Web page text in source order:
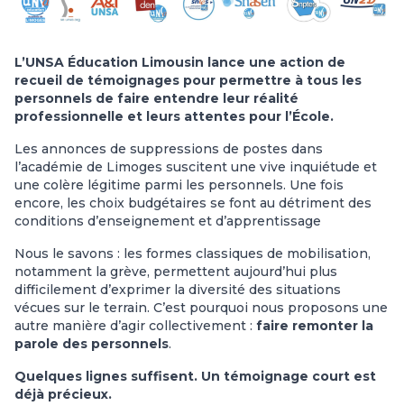
L’UNSA Éducation Limousin lance une action de
recueil de témoignages pour permettre à tous les
personnels de faire entendre leur réalité
professionnelle et leurs attentes pour l’École.
Les annonces de suppressions de postes dans
l’académie de Limoges suscitent une vive inquiétude et
une colère légitime parmi les personnels. Une fois
encore, les choix budgétaires se font au détriment des
conditions d’enseignement et d’apprentissage
Nous le savons : les formes classiques de mobilisation,
notamment la grève, permettent aujourd’hui plus
difficilement d’exprimer la diversité des situations
vécues sur le terrain. C’est pourquoi nous proposons une
autre manière d’agir collectivement : faire remonter la
parole des personnels.
Quelques lignes suffisent. Un témoignage court est
déjà précieux.